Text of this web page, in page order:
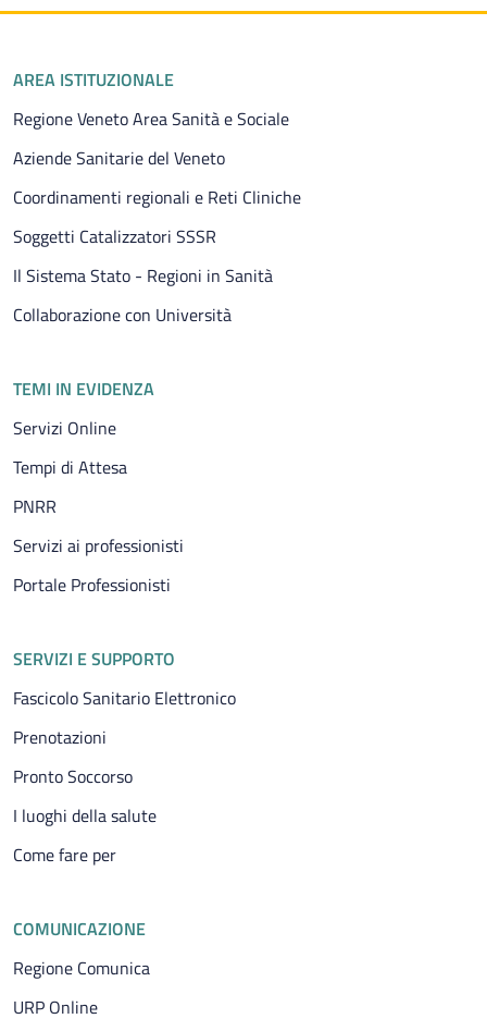
Piè di pagina
AREA ISTITUZIONALE
Regione Veneto Area Sanità e Sociale
Aziende Sanitarie del Veneto
Coordinamenti regionali e Reti Cliniche
Soggetti Catalizzatori SSSR
Il Sistema Stato - Regioni in Sanità
Collaborazione con Università
TEMI IN EVIDENZA
Servizi Online
Tempi di Attesa
PNRR
Servizi ai professionisti
Portale Professionisti
SERVIZI E SUPPORTO
Fascicolo Sanitario Elettronico
Prenotazioni
Pronto Soccorso
I luoghi della salute
Come fare per
COMUNICAZIONE
Regione Comunica
URP Online